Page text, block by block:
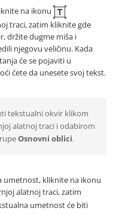
na ikonu
traci, zatim kliknite gde
držite dugme miša i
njegovu veličinu. Kada
će se pojaviti u
ćete da unesete svoj tekst.
tekstualni okvir klikom
alatnoj traci i odabirom
Osnovni oblici.
umetnost, kliknite na ikonu
alatnoj traci, zatim
umetnost će biti